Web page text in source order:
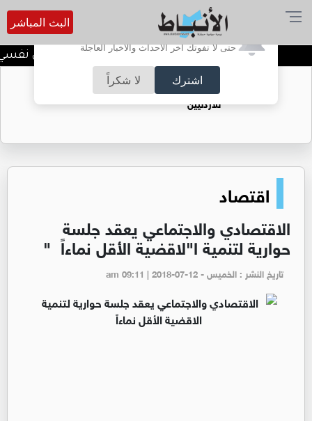
أترغب في تفعيل الإشعارات؟
حتى لا تفوتك آخر الأحداث والأخبار العاجلة
اشترك لا شكراً
البث المباشر
الضحك وقت الأزمات.. خلل نفسي
حقل الريشة حين يتحول الغاز إلى فرص عمل
للأردنيين
اقتصاد
الاقتصادي والاجتماعي يعقد جلسة
حوارية لتنمية ا"لاقضية الأقل نماءاً "
تاريخ النشر : الخميس - am 09:11 | 2018-07-12